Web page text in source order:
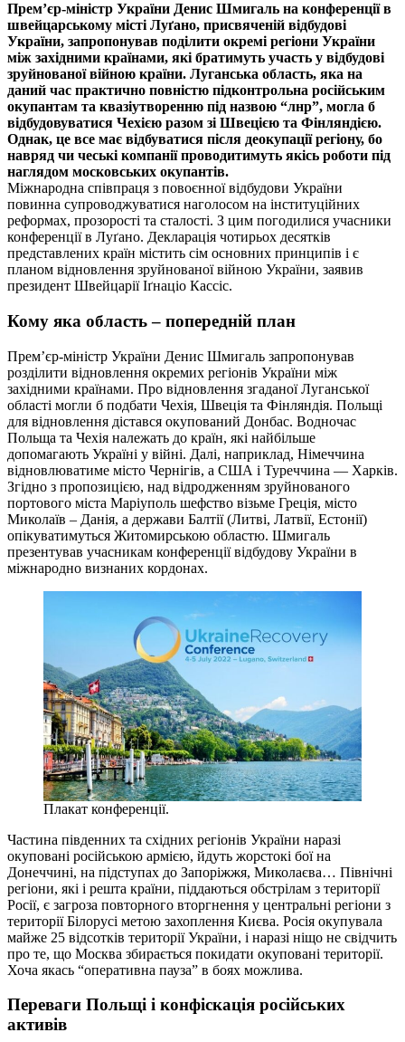
Прем’єр-міністр України Денис Шмигаль на конференції в
швейцарському місті Луґано, присвяченій відбудові
України, запропонував поділити окремі регіони України
між західними країнами, які братимуть участь у відбудові
зруйнованої війною країни. Луганська область, яка на
даний час практично повністю підконтрольна російським
окупантам та квазіутворенню під назвою “лнр”, могла б
відбудовуватися Чехією разом зі Швецією та Фінляндією.
Однак, це все має відбуватися після деокупації регіону, бо
навряд чи чеські компанії проводитимуть якісь роботи під
наглядом московських окупантів.
Міжнародна співпраця з повоєнної відбудови України
повинна супроводжуватися наголосом на інституційних
реформах, прозорості та сталості. З цим погодилися учасники
конференції в Луґано. Декларація чотирьох десятків
представлених країн містить сім основних принципів і є
планом відновлення зруйнованої війною України, заявив
президент Швейцарії Іґнаціо Кассіс.
Кому яка область – попередній план
Прем’єр-міністр України Денис Шмигаль запропонував
розділити відновлення окремих регіонів України між
західними країнами. Про відновлення згаданої Луганської
області могли б подбати Чехія, Швеція та Фінляндія. Польщі
для відновлення дістався окупований Донбас. Водночас
Польща та Чехія належать до країн, які найбільше
допомагають Україні у війні. Далі, наприклад, Німеччина
відновлюватиме місто Чернігів, а США і Туреччина — Харків.
Згідно з пропозицією, над відродженням зруйнованого
портового міста Маріуполь шефство візьме Греція, місто
Миколаїв – Данія, а держави Балтії (Литві, Латвії, Естонії)
опікуватимуться Житомирською областю. Шмигаль
презентував учасникам конференції відбудову України в
міжнародно визнаних кордонах.
Плакат конференції.
Частина південних та східних регіонів України наразі
окуповані російською армією, йдуть жорстокі бої на
Донеччині, на підступах до Запоріжжя, Миколаєва… Північні
регіони, які і решта країни, піддаються обстрілам з території
Росії, є загроза повторного вторгнення у центральні регіони з
території Білорусі метою захоплення Києва. Росія окупувала
майже 25 відсотків території України, і наразі ніщо не свідчить
про те, що Москва збирається покидати окуповані території.
Хоча якась “оперативна пауза” в боях можлива.
Переваги Польщі і конфіскація російських
активів